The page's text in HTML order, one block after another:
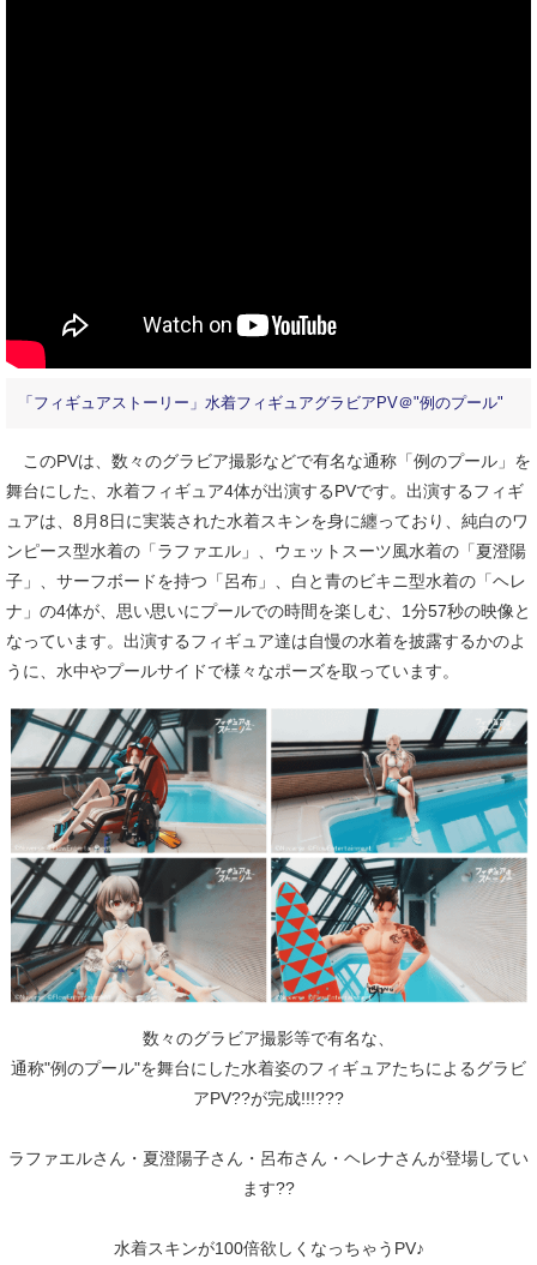
「フィギュアストーリー」水着フィギュアグラビアPV＠"例のプール"
このPVは、数々のグラビア撮影などで有名な通称「例のプール」を
舞台にした、水着フィギュア4体が出演するPVです。出演するフィギ
ュアは、8月8日に実装された水着スキンを身に纏っており、純白のワ
ンピース型水着の「ラファエル」、ウェットスーツ風水着の「夏澄陽
子」、サーフボードを持つ「呂布」、白と青のビキニ型水着の「ヘレ
ナ」の4体が、思い思いにプールでの時間を楽しむ、1分57秒の映像と
なっています。出演するフィギュア達は自慢の水着を披露するかのよ
うに、水中やプールサイドで様々なポーズを取っています。
数々のグラビア撮影等で有名な、
通称"例のプール"を舞台にした水着姿のフィギュアたちによるグラビ
アPV??が完成!!!???
ラファエルさん・夏澄陽子さん・呂布さん・ヘレナさんが登場してい
ます??
水着スキンが100倍欲しくなっちゃうPV♪